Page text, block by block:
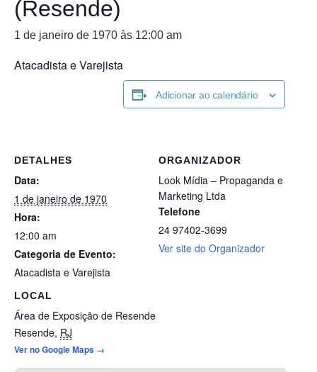
(Resende)
1 de janeiro de 1970 às 12:00 am
Atacadista e Varejista
Adicionar ao calendário
DETALHES
Data:
1 de janeiro de 1970
Hora:
12:00 am
Categoria de Evento:
Atacadista e Varejista
LOCAL
Área de Exposição de Resende
Resende, RJ
Ver no Google Maps →
ORGANIZADOR
Look Mídia – Propaganda e
Marketing Ltda
Telefone
24 97402-3699
Ver site do Organizador